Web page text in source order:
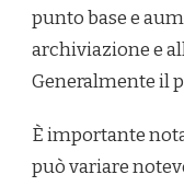
punto base e
archiviazione e
Generalmente il
È importante
può variare